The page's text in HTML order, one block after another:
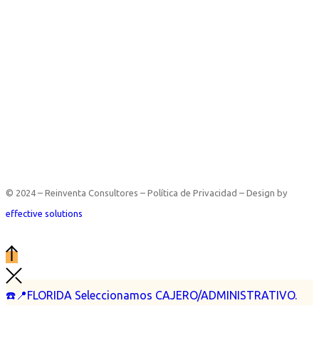
☎️📍FLORIDA Seleccionamos CAJERO/ADMINISTRATIVO.
© 2024 – Reinventa Consultores – Política de Privacidad – Design by
effective solutions